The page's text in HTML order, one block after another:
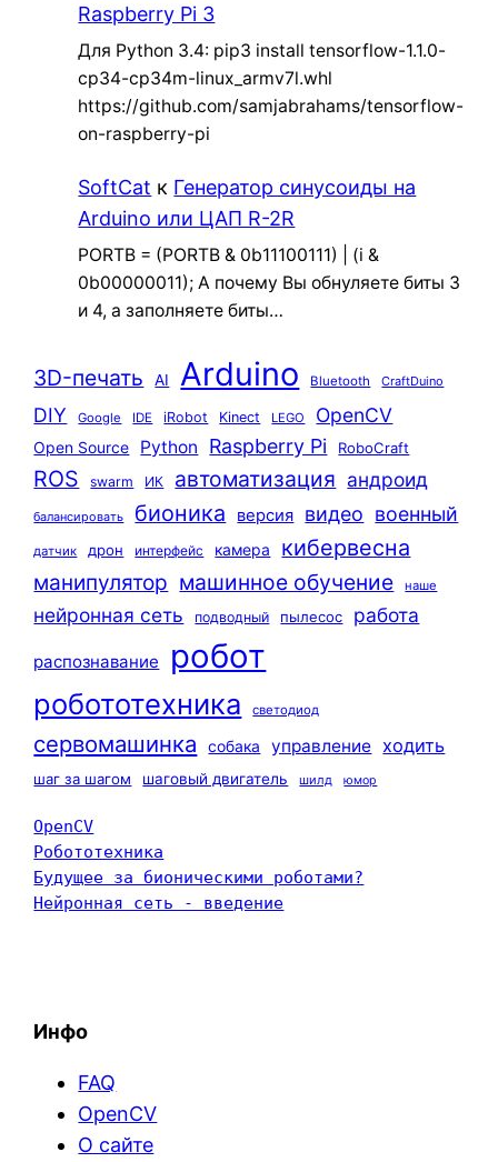
Raspberry Pi 3
Для Python 3.4: pip3 install tensorflow-1.1.0-
cp34-cp34m-linux_armv7l.whl
https://github.com/samjabrahams/tensorflow-
on-raspberry-pi
SoftCat к Генератор синусоиды на
Arduino или ЦАП R-2R
PORTB = (PORTB & 0b11100111) | (i &
0b00000011); А почему Вы обнуляете биты 3
и 4, а заполняете биты…
3D-печать AI Arduino Bluetooth CraftDuino
DIY Google IDE iRobot Kinect LEGO OpenCV
Open Source Python Raspberry Pi RoboCraft
ROS swarm ИК автоматизация андроид
балансировать бионика версия видео военный
датчик дрон интерфейс камера кибервесна
манипулятор машинное обучение наше
нейронная сеть подводный пылесос работа
распознавание робот
робототехника светодиод
сервомашинка собака управление ходить
шаг за шагом шаговый двигатель шилд юмор
OpenCV
Робототехника
Будущее за бионическими роботами?
Нейронная сеть - введение
Инфо
FAQ
OpenCV
О сайте